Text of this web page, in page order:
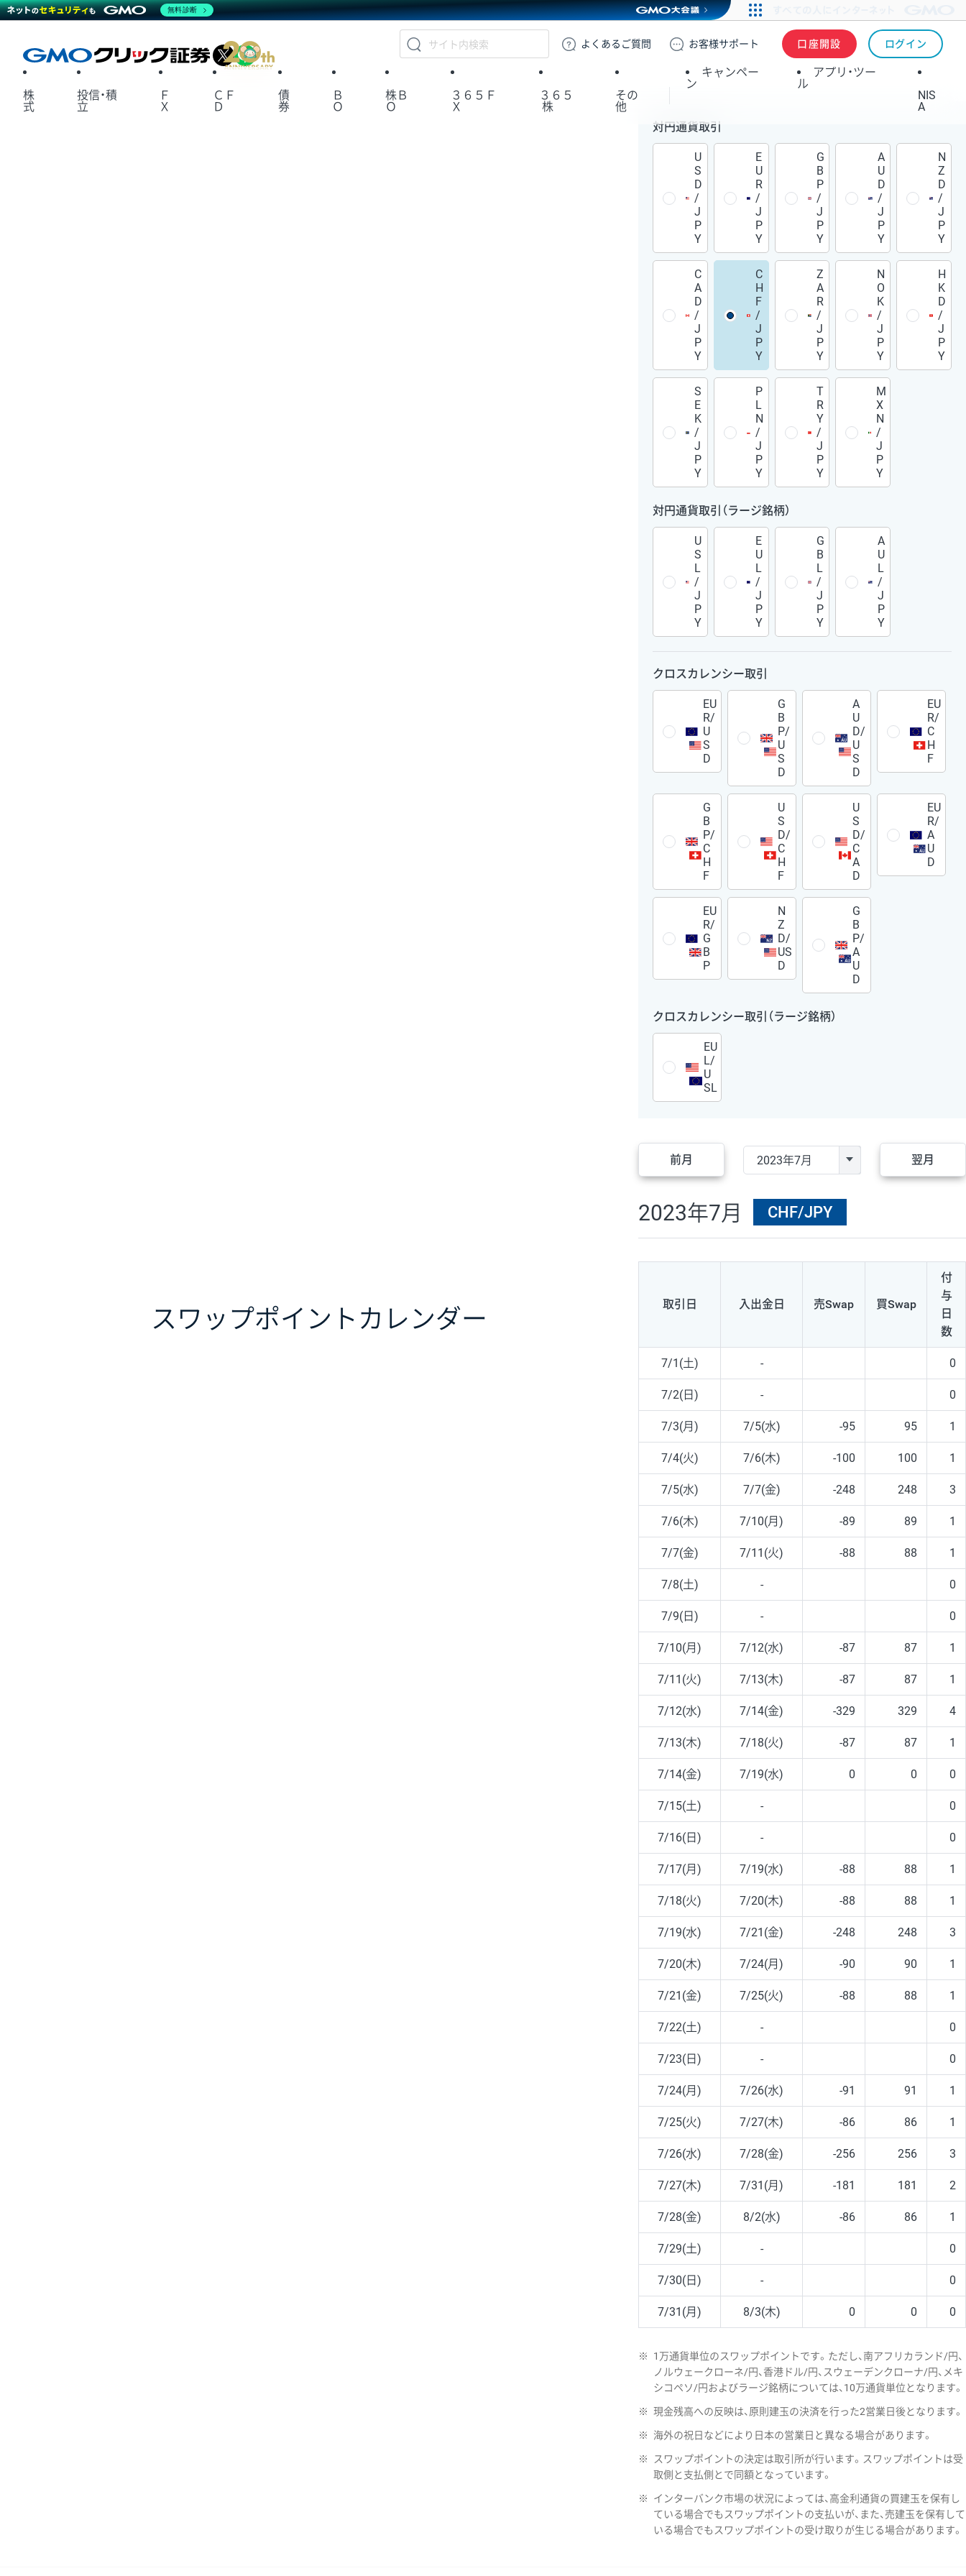
GMOクリック証券
よくある ご質問 お客様サポート 口座開設 ログイン
X
株
式
投信・積
立
Ｆ
Ｘ
ＣＦ
Ｄ
債
券
Ｂ
Ｏ
株Ｂ
Ｏ
３６５Ｆ
Ｘ
３６５
株
その
他
キャンペー
ン
アプリ・ツー
ル
NIS
A
スワップポイント カレンダー
対円通貨取引
U
S
D
/
J
P
Y
E
U
R
/
J
P
Y
G
B
P
/
J
P
Y
A
U
D
/
J
P
Y
N
Z
D
/
J
P
Y
C
A
D
/
J
P
Y
C
H
F
/
J
P
Y
Z
A
R
/
J
P
Y
N
O
K
/
J
P
Y
H
K
D
/
J
P
Y
S
E
K
/
J
P
Y
P
L
N
/
J
P
Y
T
R
Y
/
J
P
Y
M
X
N
/
J
P
Y
対円通貨取引（ラージ銘柄）
U
S
L
/
J
P
Y
E
U
L
/
J
P
Y
G
B
L
/
J
P
Y
A
U
L
/
J
P
Y
クロスカレンシー取引
EU
R/
U
S
D
G
B
P/
U
S
D
A
U
D/
U
S
D
EU
R/
C
H
F
G
B
P/
C
H
F
U
S
D/
C
H
F
U
S
D/
C
A
D
EU
R/
A
U
D
EU
R/
G
B
P
N
Z
D/
US
D
G
B
P/
A
U
D
クロスカレンシー取引（ラージ銘柄）
EU
L/
U
SL
前月 翌月
2023年7月 CHF/JPY
取引日 入出金日 売Swap 買Swap
付
与
日
数
7/1(土) - 0
7/2(日) - 0
7/3(月) 7/5(水) -95 95 1
7/4(火) 7/6(木) -100 100 1
7/5(水) 7/7(金) -248 248 3
7/6(木) 7/10(月) -89 89 1
7/7(金) 7/11(火) -88 88 1
7/8(土) - 0
7/9(日) - 0
7/10(月) 7/12(水) -87 87 1
7/11(火) 7/13(木) -87 87 1
7/12(水) 7/14(金) -329 329 4
7/13(木) 7/18(火) -87 87 1
7/14(金) 7/19(水) 0 0 0
7/15(土) - 0
7/16(日) - 0
7/17(月) 7/19(水) -88 88 1
7/18(火) 7/20(木) -88 88 1
7/19(水) 7/21(金) -248 248 3
7/20(木) 7/24(月) -90 90 1
7/21(金) 7/25(火) -88 88 1
7/22(土) - 0
7/23(日) - 0
7/24(月) 7/26(水) -91 91 1
7/25(火) 7/27(木) -86 86 1
7/26(水) 7/28(金) -256 256 3
7/27(木) 7/31(月) -181 181 2
7/28(金) 8/2(水) -86 86 1
7/29(土) - 0
7/30(日) - 0
7/31(月) 8/3(木) 0 0 0
※
1万通貨単位のスワップポイントです。ただし、南アフリカランド/円、
ノルウェークローネ/円、香港ドル/円、スウェーデンクローナ/円、メキ
シコペソ/円およびラージ銘柄については、10万通貨単位となります。
※ 現金残高への反映は、原則建玉の決済を行った2営業日後となります。
※ 海外の祝日などにより日本の営業日と異なる場合があります。
※
スワップポイントの決定は取引所が行います。スワップポイントは受
取側と支払側とで同額となっています。
※
インターバンク市場の状況によっては、高金利通貨の買建玉を保有し
ている場合でもスワップポイントの支払いが、また、売建玉を保有して
いる場合でもスワップポイントの受け取りが生じる場合があります。
無料診断